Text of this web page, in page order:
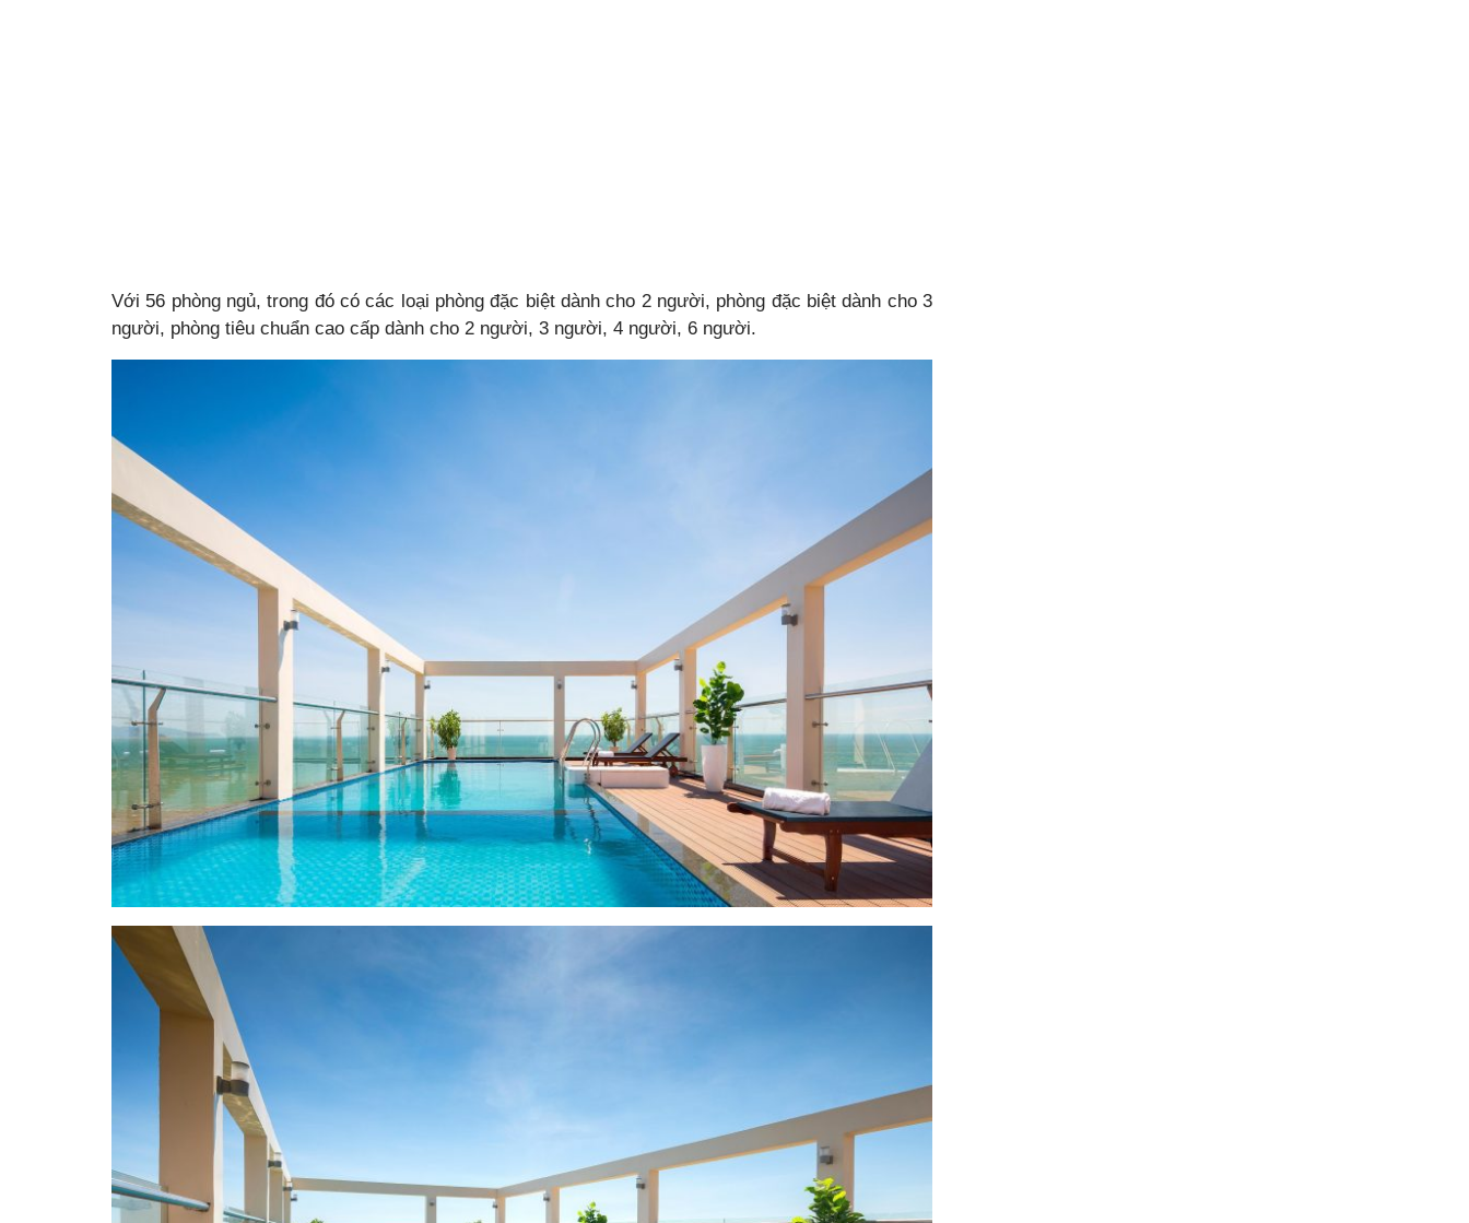
Với 56 phòng ngủ, trong đó có các loại phòng đặc biệt dành cho 2 người, phòng đặc biệt dành cho 3
người, phòng tiêu chuẩn cao cấp dành cho 2 người, 3 người, 4 người, 6 người.